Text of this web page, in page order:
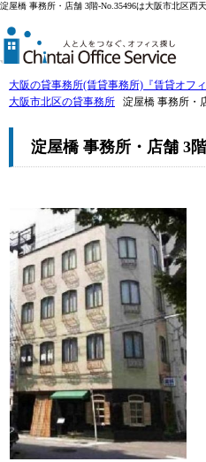
淀屋橋 事務所・店舗 3階-No.35496は大阪市北区西
大阪の貸事務所(賃貸事務所)『賃貸オフィ
大阪市北区の貸事務所
淀屋橋 事務所・
淀屋橋 事務所・店舗 3